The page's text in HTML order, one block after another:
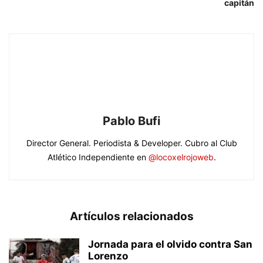
capitán
Pablo Bufi
Director General. Periodista & Developer. Cubro al Club
Atlético Independiente en @locoxelrojoweb.
Artículos relacionados
Jornada para el olvido contra San
Lorenzo